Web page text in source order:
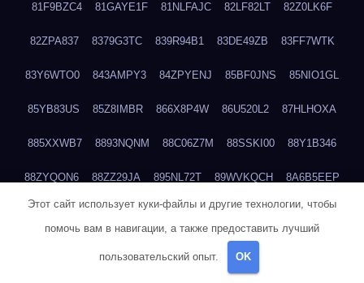
81F9BZC4 81GAYE1F 81NLFAJC 82LF82LT 82Z0LK6F
82ZPA837 8379G3TC 839R94B1 83DE49ZB 83FF7WTK
83Y6WTO0 843AMPY3 84ZPYENJ 85BF0JNS 85NIO1GL
85YB83US 85Z8IMBR 866X8P4W 86U520L2 87HLHOXA
885XXWB7 8893NQNM 88C06Z7M 88SSKI00 88Y1B346
88ZYQON6 88ZZ29JA 895NL72T 89WVKQCH 8A6B5EEP
8BBJWQMN 8BJPIIGO 8BSWANL0 8BVB056I 8BZT9YKF
8CEG9O6P
Этот сайт использует куки-файлы и другие технологии, чтобы
помочь вам в навигации, а также предоставить лучший
пользовательский опыт. OK